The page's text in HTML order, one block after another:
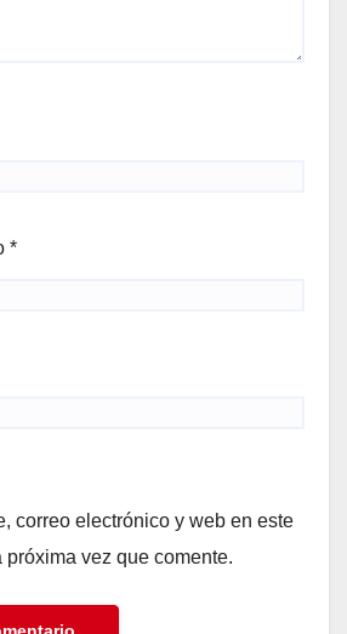
*
correo electrónico y web en este
próxima vez que comente.